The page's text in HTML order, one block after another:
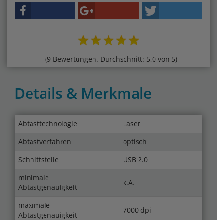
(9 Bewertungen. Durchschnitt: 5,0 von 5)
Details & Merkmale
Abtasttechnologie
Laser
Abtastverfahren
optisch
Schnittstelle
USB 2.0
minimale
Abtastgenauigkeit
k.A.
maximale
Abtastgenauigkeit
7000 dpi